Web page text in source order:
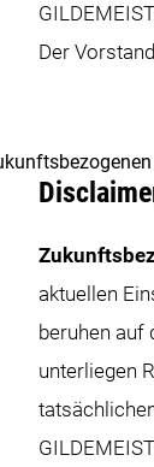
Der Vorstand
aktuellen
beruhen auf
unterliegen